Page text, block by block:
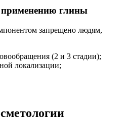
глины
запрещено людям,
(2 и 3 стадии);
локализации;